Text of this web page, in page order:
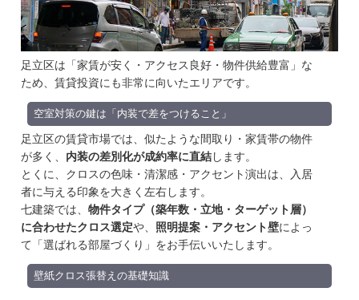
足立区は「家賃が安く・アクセス良好・物件供給豊富」な
ため、賃貸投資にも非常に向いたエリアです。
空室対策の鍵は「内装で差をつけること」
足立区の賃貸市場では、似たような間取り・家賃帯の物件
が多く、 内装の差別化が成約率に直結します。
とくに、 クロスの色味・清潔感・アクセント演出は、入居
者に与える印象を大きく左右します。
七建築では、物件タイプ（築年数・立地・ターゲット層）
に合わせたクロス選定や、 照明提案・アクセント壁によっ
て「選ばれる部屋づくり」をお手伝いいたします。
壁紙クロス張替えの基礎知識